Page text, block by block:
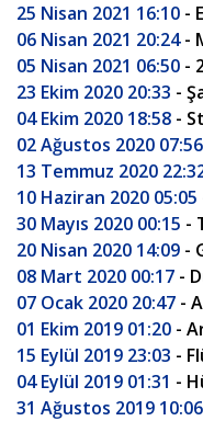
25 Nisan 2021 16:10 -
06 Nisan 2021 20:24-
05 Nisan 2021 06:50 -
23 Ekim 2020 20:33 -
04 Ekim 2020 18:58 -
02 Ağustos 2020 07:56
13 Temmuz 2020
10 Haziran 2020 05:05
30 Mayıs 2020 00:15 -
20 Nisan 2020 14:09 -
08 Mart 2020 00:17 -
07 Ocak 2020 20:47 -
01 Ekim 2019 01:20 -
15 Eylül 2019 23:03 -
04 Eylül 2019 01:31 -
31 Ağustos 2019 10:06